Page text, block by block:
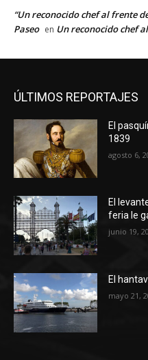
“Un reconocido chef al frente
Paseo en Un reconocido chef
ÚLTIMOS REPORTAJES
El
1839
agosto 6,
El
feria le
junio 19,
El
mayo 21,